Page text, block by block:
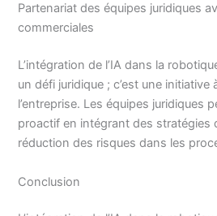
Partenariat des équipes juridiques
commerciales
L’intégration de l’IA dans la
un défi juridique ; c’est une initiative
l’entreprise. Les équipes juridiques
proactif en intégrant des stratégies
réduction des risques dans les
Conclusion